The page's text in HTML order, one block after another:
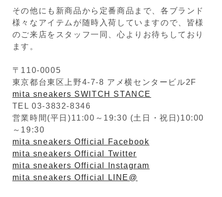
その他にも新商品から定番商品まで、各ブランド
様々なアイテムが随時入荷していますので、皆様
のご来店をスタッフ一同、心よりお待ちしており
ます。
〒110-0005
東京都台東区上野4-7-8 アメ横センタービル2F
mita sneakers SWITCH STANCE
TEL 03-3832-8346
営業時間(平日)11:00～19:30 (土日・祝日)10:00
～19:30
mita sneakers Official Facebook
mita sneakers Official Twitter
mita sneakers Official Instagram
mita sneakers Official LINE@